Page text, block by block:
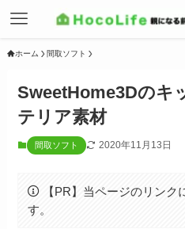
ホーム 間取ソフト
SweetHome3Dのキ
テリア素材
間取ソフト 2020年11月13日
【PR】当ページのリンク
す。